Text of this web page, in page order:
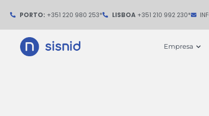
para
conteúdo
PORTO: +351 220 980 253* LISBOA+351 210 992 230*
Empresa